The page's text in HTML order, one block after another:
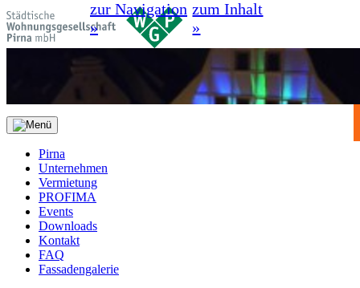
zur Navigation
»
zum Inhalt
»
Pirna
Unternehmen
Vermietung
PROFIMA
Events
Downloads
Kontakt
FAQ
Fassadengalerie